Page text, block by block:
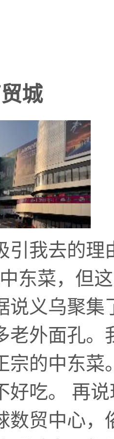
城
引我去的
东菜，但
说义乌聚集
老外面孔
宗的中东菜
好吃。 再
数贸中心，